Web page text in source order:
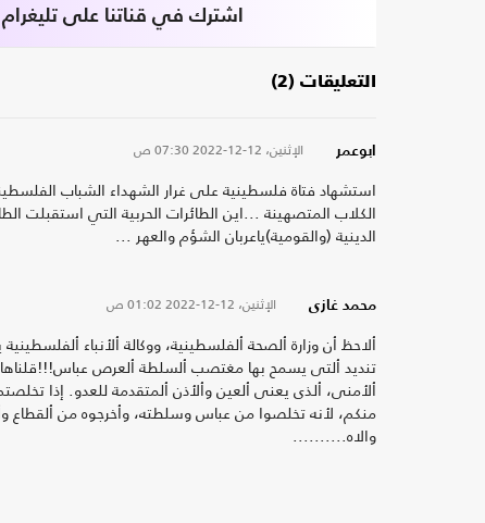
اشترك في قناتنا على تليغرام
التعليقات (2)
ابوعمر الإثنين، 12-12-2022 07:30 ص
استشهاد فتاة فلسطينية على غرار الشهداء الشباب
الكلاب المتصهينة ...اين الطائرات الحربية التي استقبلت
الدينية (والقومية)ياعربان الشؤم والعهر ...
محمد غازى الإثنين، 12-12-2022 01:02 ص
ألاحظ أن وزارة ألصحة ألفلسطينية، ووكالة ألأنباء
تنديد ألتى يسمح بها مغتصب ألسلطة ألعرص
ألأمنى، ألذى يعنى ألعين وألأذن ألمتقدمة للعدو. إذا
منكم، لأنه تخلصوا من عباس وسلطته، وأخرجوه من
والاه..........